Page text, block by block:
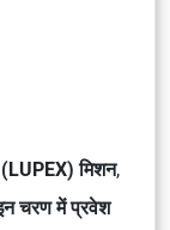
मिशन,
चरण में प्रवेश